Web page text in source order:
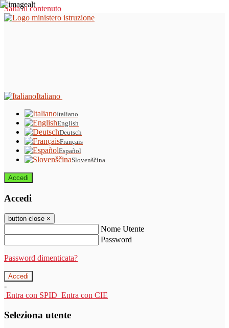
Salta al contenuto
Italiano
Italiano
English
Deutsch
Français
Español
Slovenščina
Accedi
Accedi
button close ×
Nome Utente
Password
Password dimenticata?
-
Entra con SPID Entra con CIE
Seleziona utente